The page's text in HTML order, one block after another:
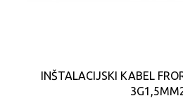
INŠTALACIJSKI KABEL